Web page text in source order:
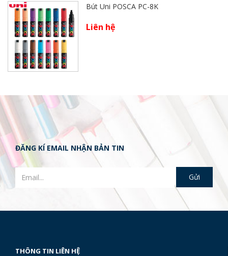
Bút Uni POSCA PC-8K
Liên hệ
ĐĂNG KÍ EMAIL NHẬN BẢN TIN
THÔNG TIN LIÊN HỆ